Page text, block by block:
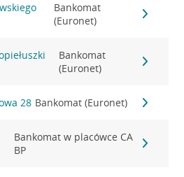
Bankomat
(Euronet)
Bankomat
(Euronet)
28 Bankomat (Euronet)
Bankomat w placówce CA
BP